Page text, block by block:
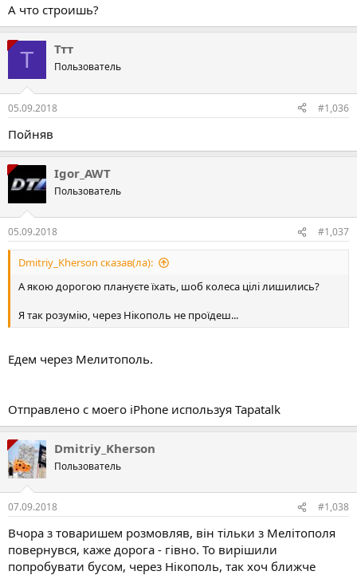
А что строишь?
Т Ттт
Пользователь
05.09.2018 #1,036
Пойняв
Igor_AWT
Пользователь
05.09.2018 #1,037
Dmitriy_Kherson сказав(ла):
А якою дорогою плануєте їхать, шоб колеса цілі лишились?
Я так розумію, через Нікополь не проїдеш...
Едем через Мелитополь.
Отправлено с моего iPhone используя Tapatalk
Dmitriy_Kherson
Пользователь
07.09.2018 #1,038
Вчора з товаришем розмовляв, він тільки з Мелітополя
повернувся, каже дорога - гівно. То вирішили
попробувати бусом, через Нікополь, так хоч ближче